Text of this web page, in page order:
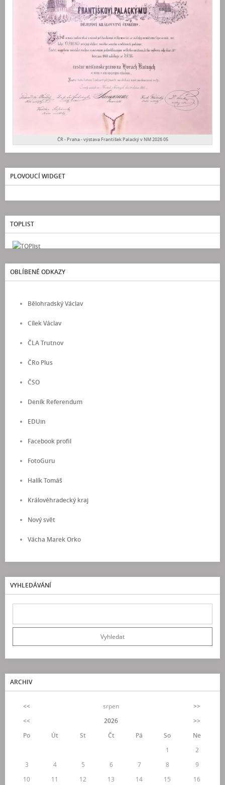
ČR - Praha - výstava František Palacký v NM 2026 05
PLOVOUCÍ WIDGET
TOPLIST
OBLÍBENÉ ODKAZY
Bělohradský Václav
Cílek Václav
ČLA Trutnov
ČRo Plus
ČSO
Deník Referendum
EDUin
Facebook profil
FotoGuru
Halík Tomáš
Královéhradecký kraj
Nový svět
Vácha Marek Orko
VYHLEDÁVÁNÍ
ARCHIV
<< srpen
>>
<<
2026
>>
Po
Út St Čt Pá So
Ne
1
2
3
4 5 6 7 8
9
10
11 12 13 14 15 16